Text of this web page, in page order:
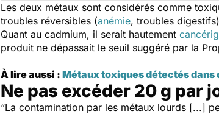
Les deux métaux sont considérés comme
troubles réversibles (anémie, troubles
Quant au cadmium, il serait hautement
produit ne dépassait le seuil suggéré par la
À lire aussi : Métaux toxiques détectés dans
Ne pas excéder 20 g par
“La contamination par les métaux lourds [...]